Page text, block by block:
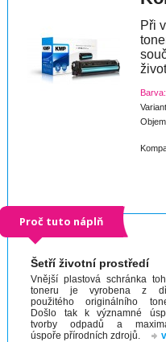
Při
Barva:
Proč tuto náplň
Šetří životní prostředí
Vnější plastová schránka
toneru je vyrobena z
použitého originálního
Došlo tak k významné
tvorby odpadů a
úspoře přírodních zdrojů.